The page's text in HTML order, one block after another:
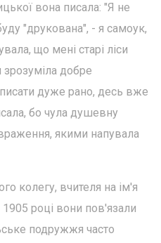
вона писала: "Я не
"друкована", - я самоук,
що мені старі ліси
добре
дуже рано, десь вже
бо чула душевну
якими напувала
колегу, вчителя на ім'я
році вони пов'язали
подружжя часто